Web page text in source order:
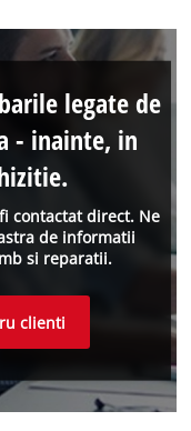
contactat direct. Ne
de informatii
si reparatii.
legate de
- inainte, in
clienti